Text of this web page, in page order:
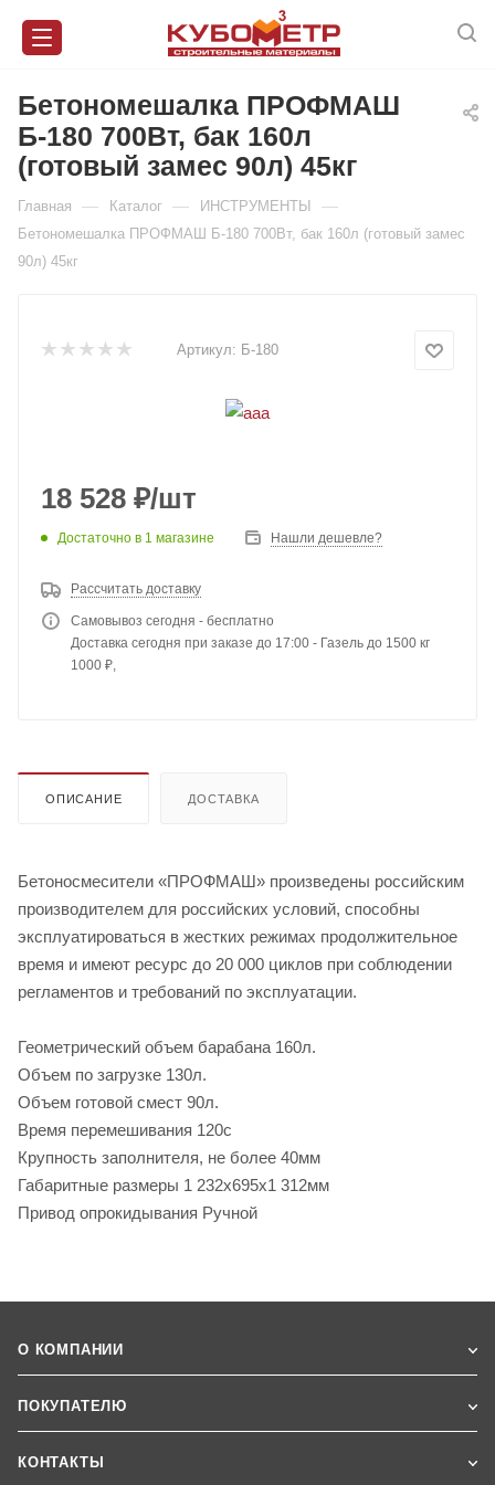
Бетономешалка ПРОФМАШ
Б-180 700Вт, бак 160л
(готовый замес 90л) 45кг
Главная — Каталог — ИНСТРУМЕНТЫ —
Бетономешалка ПРОФМАШ Б-180 700Вт, бак 160л (готовый замес
90л) 45кг
Артикул: Б-180
18 528 ₽/шт
Достаточно в 1 магазине Нашли дешевле?
Рассчитать доставку
Самовывоз сегодня - бесплатно
Доставка сегодня при заказе до 17:00 - Газель до 1500 кг
1000 ₽,
ОПИСАНИЕ ДОСТАВКА
Бетоносмесители «ПРОФМАШ» произведены российским
производителем для российских условий, способны
эксплуатироваться в жестких режимах продолжительное
время и имеют ресурс до 20 000 циклов при соблюдении
регламентов и требований по эксплуатации.
Геометрический объем барабана 160л.
Объем по загрузке 130л.
Объем готовой смест 90л.
Время перемешивания 120с
Крупность заполнителя, не более 40мм
Габаритные размеры 1 232х695х1 312мм
Привод опрокидывания Ручной
О КОМПАНИИ
ПОКУПАТЕЛЮ
КОНТАКТЫ